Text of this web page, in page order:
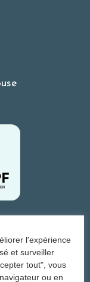
l'expérience
et surveiller
tout", vous
ou en